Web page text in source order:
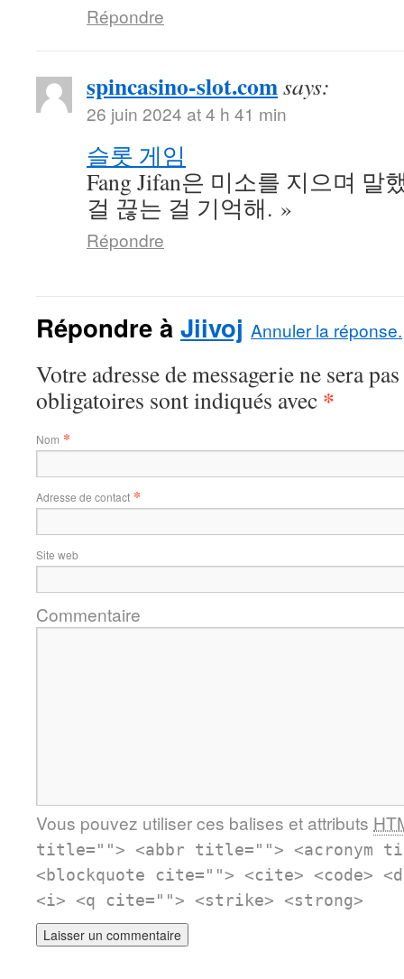
Répondre
spincasino-slot.comsays:
26 juin 2024 at 4 h 41 min
슬롯 게임
Fang Jifan은 미소를 지으며 말
걸 끊는 걸 기억해. »
Répondre
Répondre à Jiivoj Annuler la réponse.
Votre adresse de messagerie ne sera
obligatoires sont indiqués avec *
Nom *
Adresse de contact *
Site web
Commentaire
Vous pouvez utiliser ces balises et attributs
title=""> <abbr title=""> <acronym
<blockquote cite=""> <cite> <code>
<i> <q cite=""> <strike> <strong>